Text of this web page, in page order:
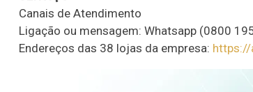
Canais de Atendimento
Ligação ou mensagem: Whatsapp (0800
Endereços das 38 lojas da empresa: